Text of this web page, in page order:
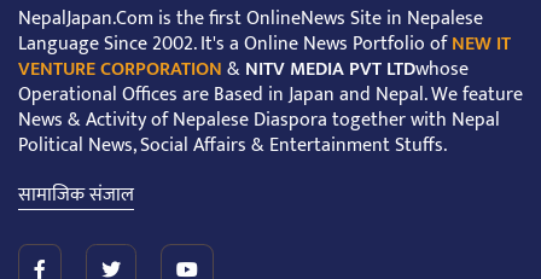
NepalJapan.Com is the first OnlineNews Site in Nepalese
Language Since 2002. It's a Online News Portfolio ofNEW IT
VENTURE CORPORATION&NITV MEDIA PVT LTDwhose
Operational Offices are Based in Japan and Nepal. We feature
News & Activity of Nepalese Diaspora together with Nepal
Political News, Social Affairs & Entertainment Stuffs.
सामाजिक संजाल